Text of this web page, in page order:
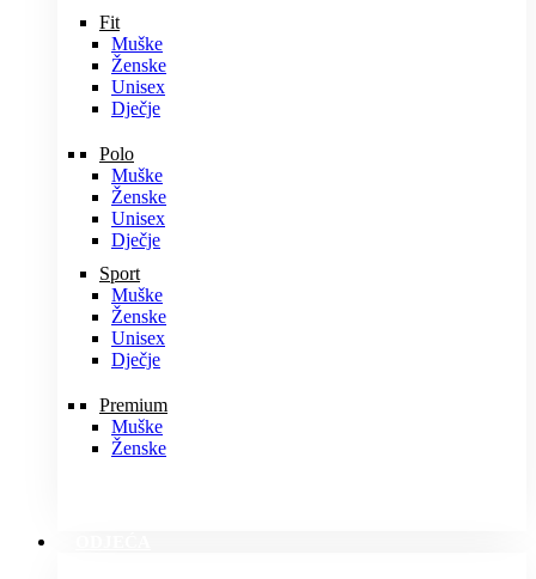
Fit
Muške
Ženske
Unisex
Dječje
Polo
Muške
Ženske
Unisex
Dječje
Sport
Muške
Ženske
Unisex
Dječje
Premium
Muške
Ženske